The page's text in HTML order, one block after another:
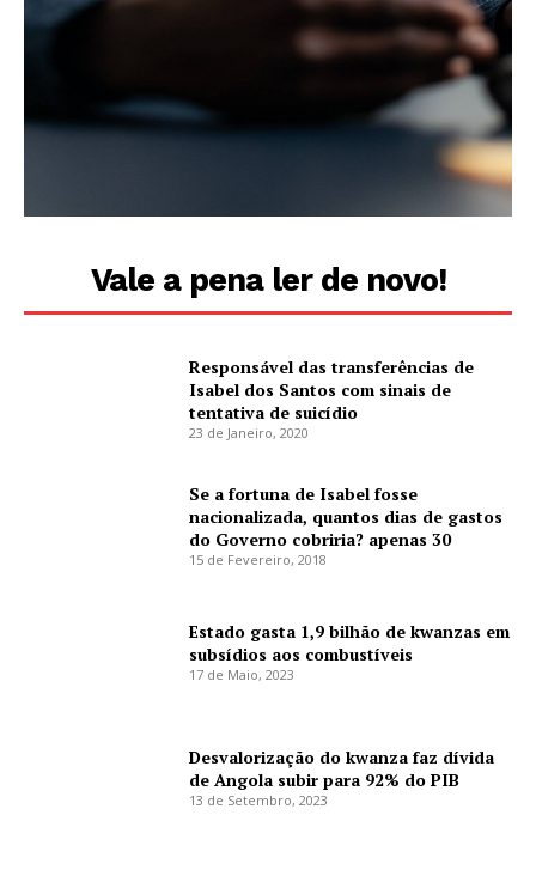
Vale a pena ler de novo!
Responsável das transferências de
Isabel dos Santos com sinais de
tentativa de suicídio
23 de Janeiro, 2020
Se a fortuna de Isabel fosse
nacionalizada, quantos dias de gastos
do Governo cobriria? apenas 30
15 de Fevereiro, 2018
Estado gasta 1,9 bilhão de kwanzas em
subsídios aos combustíveis
17 de Maio, 2023
Desvalorização do kwanza faz dívida
de Angola subir para 92% do PIB
13 de Setembro, 2023